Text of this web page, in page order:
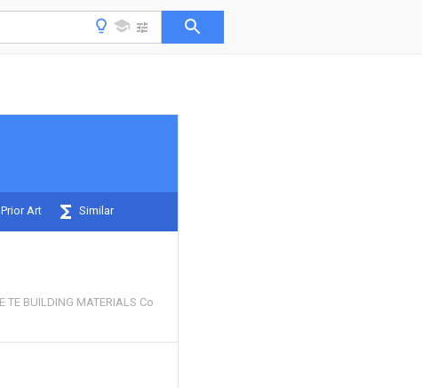
Art Similar
TE BUILDING MATERIALS Co